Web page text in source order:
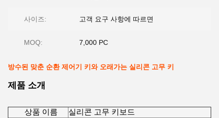
사이즈: 고객 요구 사항에 따르면
MOQ: 7,000 PC
방수된 맞춘 순환 제어기 키와 오래가는 실리콘 고무 키
제품 소개
상품 이름
실리콘 고무 키보드